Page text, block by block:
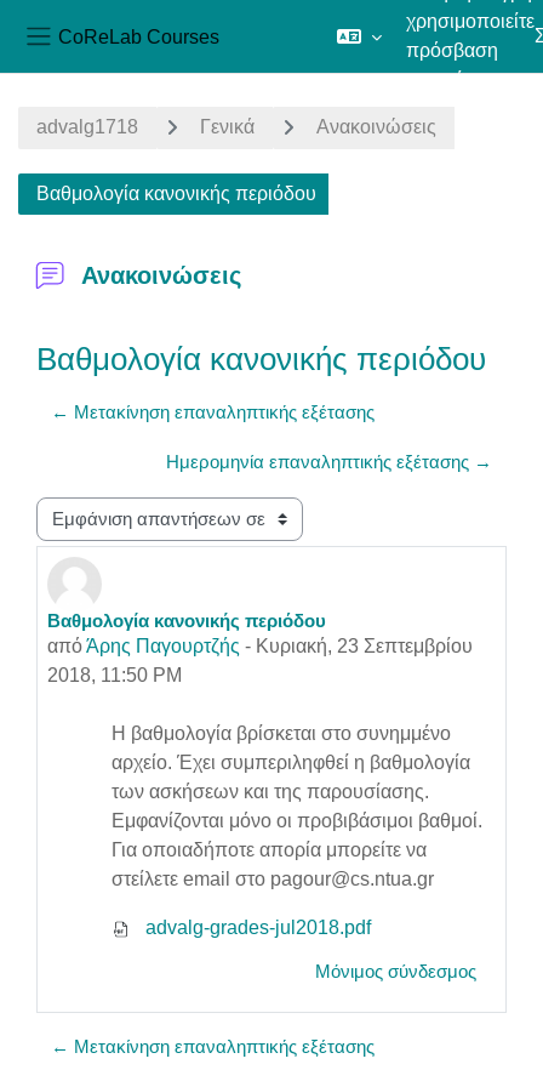
CoReLab Courses
χρησιμοποιείτε
πρόσβαση
επισκέπτη
advalg1718 Γενικά Ανακοινώσεις
Βαθμολογία κανονικής περιόδου
Ανακοινώσεις
Βαθμολογία κανονικής περιόδου
← Μετακίνηση επαναληπτικής εξέτασης
Ημερομηνία επαναληπτικής εξέτασης →
Λειτουργία εμφάνισης
Βαθμολογία κανονικής περιόδου
απόΆρης Παγουρτζής - Κυριακή, 23 Σεπτεμβρίου
2018, 11:50 PM
Αριθμός απαντήσεων: 0
Η βαθμολογία βρίσκεται στο συνημμένο
αρχείο. Έχει συμπεριληφθεί η βαθμολογία
των ασκήσεων και της παρουσίασης.
Εμφανίζονται μόνο οι προβιβάσιμοι βαθμοί.
Για οποιαδήποτε απορία μπορείτε να
στείλετε email στο pagour@cs.ntua.gr
advalg-grades-jul2018.pdf
Μόνιμος σύνδεσμος
← Μετακίνηση επαναληπτικής εξέτασης